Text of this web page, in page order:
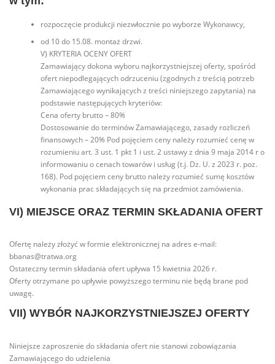
rozpoczęcie produkcji niezwłocznie po wyborze Wykonawcy,
od 10 do 15.08. montaż drzwi.
V) KRYTERIA OCENY OFERT
Zamawiający dokona wyboru najkorzystniejszej oferty, spośród
ofert niepodlegających odrzuceniu (zgodnych z treścią potrzeb
Zamawiającego wynikających z treści niniejszego zapytania) na
podstawie następujących kryteriów:
Cena oferty brutto – 80%
Dostosowanie do terminów Zamawiającego, zasady rozliczeń
finansowych – 20% Pod pojęciem ceny należy rozumieć cenę w
rozumieniu art. 3 ust. 1 pkt 1 i ust. 2 ustawy z dnia 9 maja 2014 r o
informowaniu o cenach towarów i usług (t.j. Dz. U. z 2023 r. poz.
168). Pod pojęciem ceny brutto należy rozumieć sumę kosztów
wykonania prac składających się na przedmiot zamówienia.
VI) MIEJSCE ORAZ TERMIN SKŁADANIA OFERT
Ofertę należy złożyć w formie elektronicznej na adres e-mail:
bbanas@tratwa.org
Ostateczny termin składania ofert upływa 15 kwietnia 2026 r.
Oferty otrzymane po upływie powyższego terminu nie będą brane pod
uwagę.
VII) WYBÓR NAJKORZYSTNIEJSZEJ OFERTY
Niniejsze zaproszenie do składania ofert nie stanowi zobowiązania
Zamawiającego do udzielenia